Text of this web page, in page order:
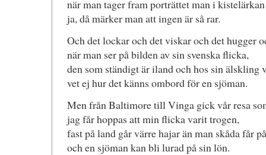
när man tager fram porträttet man i kistelärkan
ja, då märker man att ingen är så rar.
Och det lockar och det viskar och det hugger
när man ser på bilden av sin svenska flicka,
den som ständigt är iland och hos sin älskling
vet ej hur det känns ombord för en sjöman.
Men från Baltimore till Vinga gick vår resa
jag får hoppas att min flicka varit trogen,
fast på land går värre hajar än man skåda får
och en sjöman kan bli lurad på sin lön.